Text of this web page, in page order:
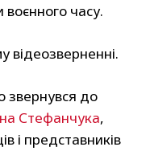
часу.
відеозверненні.
звернувся до
Стефанчука,
і представників